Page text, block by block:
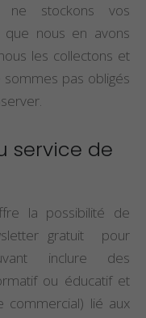
ne stockons vos
que nous en avons
les collectons et
pas obligés
service de
la possibilité de
gratuit pour
inclure des
ou éducatif et
commercial) lié aux